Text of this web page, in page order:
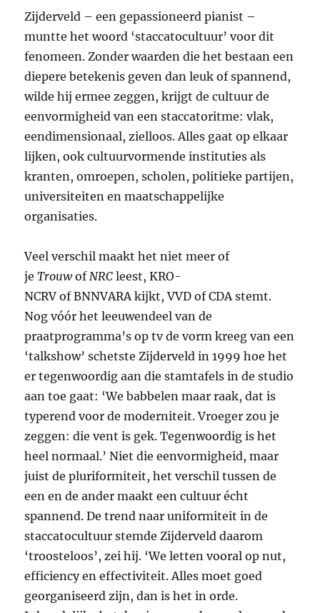
Zijderveld – een gepassioneerd pianist –
muntte het woord ‘staccatocultuur’ voor dit
fenomeen. Zonder waarden die het bestaan een
diepere betekenis geven dan leuk of spannend,
wilde hij ermee zeggen, krijgt de cultuur de
eenvormigheid van een staccatoritme: vlak,
eendimensionaal, zielloos. Alles gaat op elkaar
lijken, ook cultuurvormende instituties als
kranten, omroepen, scholen, politieke partijen,
universiteiten en maatschappelijke
organisaties.
Veel verschil maakt het niet meer of
jeTrouwof NRC leest,KRO-
NCRV ofBNNVARA kijkt,VVD ofCDA stemt.
Nog vóór het leeuwendeel van de
praatprogramma’s op tv de vorm kreeg van een
‘talkshow’ schetste Zijderveld in 1999 hoe het
er tegenwoordig aan die stamtafels in de studio
aan toe gaat: ‘We babbelen maar raak, dat is
typerend voor de moderniteit. Vroeger zou je
zeggen: die vent is gek. Tegenwoordig is het
heel normaal.’ Niet die eenvormigheid, maar
juist de pluriformiteit, het verschil tussen de
een en de ander maakt een cultuur écht
spannend. De trend naar uniformiteit in de
staccatocultuur stemde Zijderveld daarom
‘troosteloos’, zei hij. ‘We letten vooral op nut,
efficiency en effectiviteit. Alles moet goed
georganiseerd zijn, dan is het in orde.